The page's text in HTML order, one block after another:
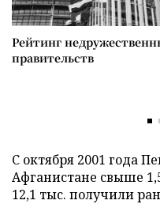
Рейтинг
правительств
С октября 2001 года
Афганистане свыше
12,1 тыс. получили